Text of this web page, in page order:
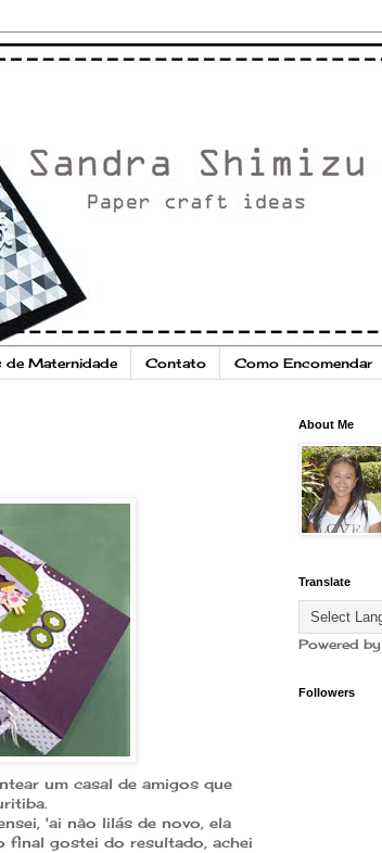
de Maternidade Contato Como Encomendar
um casal de amigos que
'ai não lilás de novo, ela
final gostei do resultado, achei
About Me
Translate
Powered by
Followers